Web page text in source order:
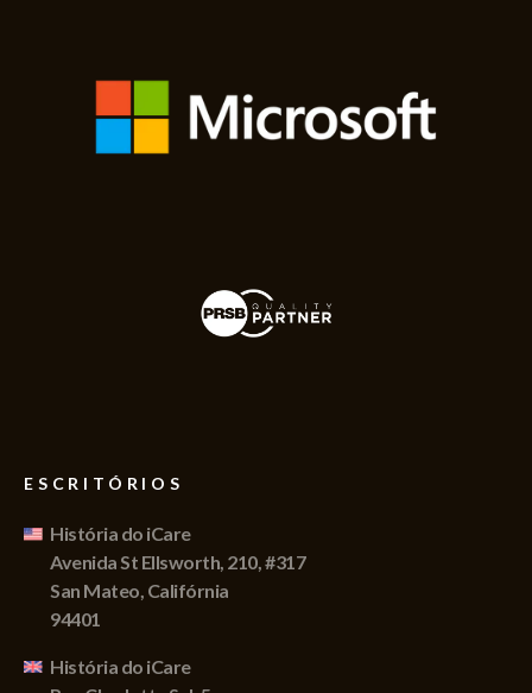
ESCRITÓRIOS
História do iCare
Avenida St Ellsworth, 210, #317
San Mateo, Califórnia
94401
História do iCare